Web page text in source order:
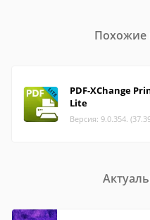
Похожие
PDF-XChange
Lite
Версия: 9.0.354.